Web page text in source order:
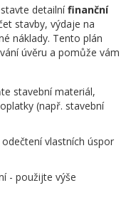
detailnífinanční
stavby, výdaje na
náklady. Tento plán
úvěru a pomůže vám
stavební materiál,
(např. stavební
vlastních úspor
- použijte výše